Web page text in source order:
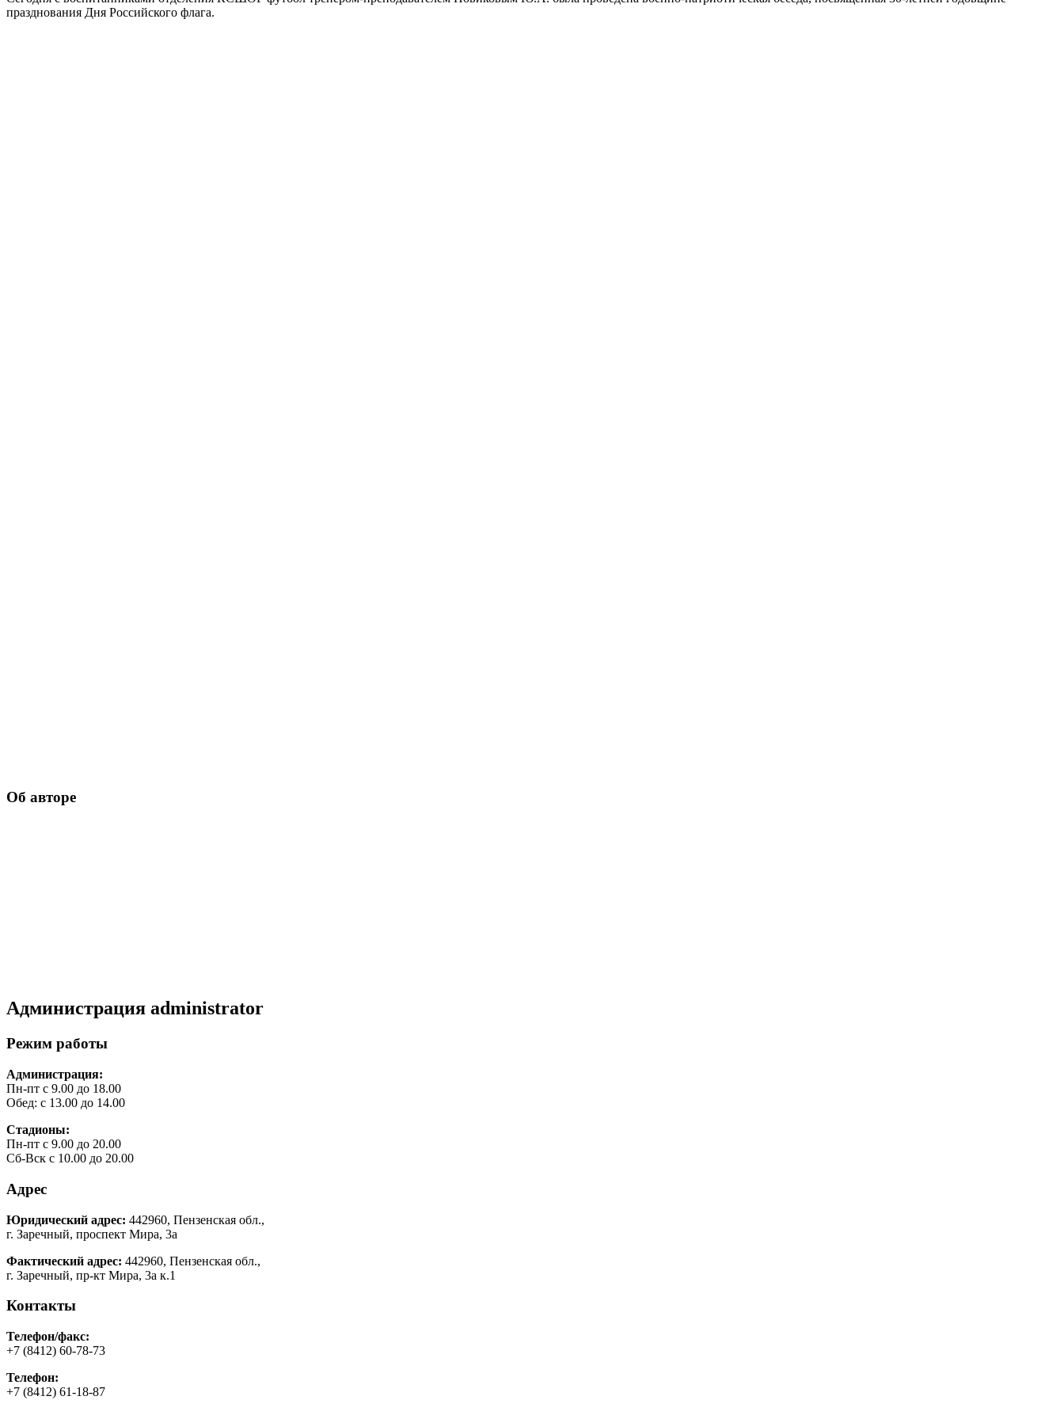
празднования Дня Российского флага.
Об авторе
Администрация administrator
Режим работы
Администрация:
Пн-пт с 9.00 до 18.00
Обед: с 13.00 до 14.00
Стадионы:
Пн-пт с 9.00 до 20.00
Сб-Вск с 10.00 до 20.00
Адрес
Юридический адрес: 442960, Пензенская обл.,
г. Заречный, проспект Мира, 3а
Фактический адрес: 442960, Пензенская обл.,
г. Заречный, пр-кт Мира, 3а к.1
Контакты
Телефон/факс:
+7 (8412) 60-78-73
Телефон:
+7 (8412) 61-18-87